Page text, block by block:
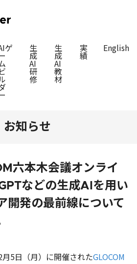
ゲ
ビ
生
成
AI
研
修
生
成
AI
教
材
実
績
English
お知らせ
六本木会議オンライ
などの生成AIを用い
開発の最前線について
5日（月）に開催されたGLOCOM